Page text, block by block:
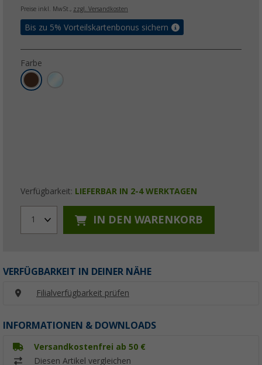
Preise inkl. MwSt., zzgl. Versandkosten
Bis zu 5% Vorteilskartenbonus sichern
Farbe
Verfügbarkeit: LIEFERBAR IN 2-4 WERKTAGEN
1 IN DEN WARENKORB
VERFÜGBARKEIT IN DEINER NÄHE
Filialverfügbarkeit prüfen
INFORMATIONEN & DOWNLOADS
Versandkostenfrei ab 50 €
Diesen Artikel vergleichen